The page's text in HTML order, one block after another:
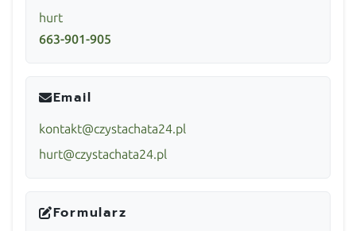
hurt
663-901-905
Email
kontakt@czystachata24.pl
hurt@czystachata24.pl
Formularz